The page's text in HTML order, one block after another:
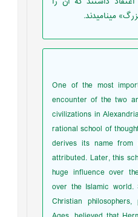
ميناميدند.
One of the most
encounter of the two
civilizations in
rational school of
derives its name
attributed. Later, this
huge influence over
over the Islamic
Christian